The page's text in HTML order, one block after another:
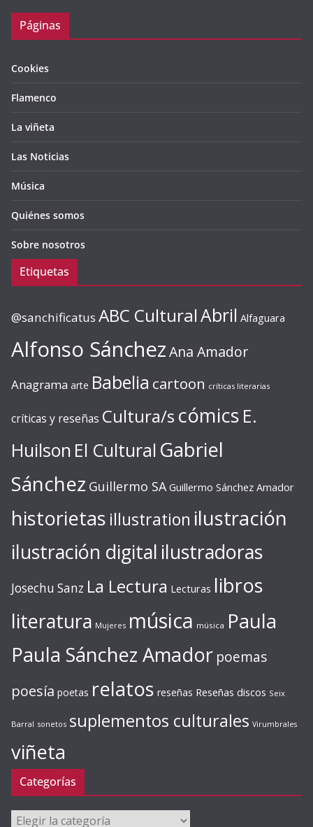
Páginas
Cookies
Flamenco
La viñeta
Las Noticias
Música
Quiénes somos
Sobre nosotros
Etiquetas
@sanchificatus ABC CulturalAbril Alfaguara
Alfonso SánchezAna Amador
Anagrama arte Babelia cartoon críticas literarias
críticas y reseñas Cultura/s cómics E.
Huilson El Cultural Gabriel
Sánchez Guillermo SA Guillermo Sánchez Amador
historietas illustration ilustración
ilustración digital ilustradoras
Josechu Sanz La Lectura Lecturas libros
literatura Mujeres música música Paula
Paula Sánchez Amador poemas
poesía poetas relatos reseñas Reseñas discos Seix
Barral sonetos suplementos culturales Virumbrales
viñeta
Categorías
Categorías